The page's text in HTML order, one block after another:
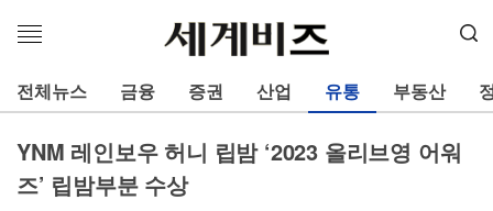
메
열
기
전체뉴스 금융 증권 산업 유통 부동산
YNM 레인보우 허니 립밤 ‘2023 올리브영 어워
즈’ 립밤부분 수상